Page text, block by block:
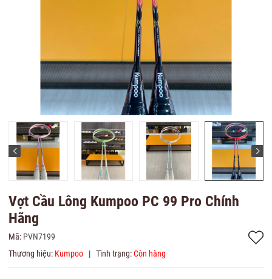
Vợt Cầu Lông Kumpoo PC 99 Pro Chính
Hãng
Mã: PVN7199
Thương hiệu: Kumpoo | Tình trạng:Còn hàng